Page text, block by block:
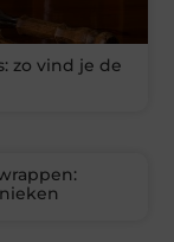
zo vind je de